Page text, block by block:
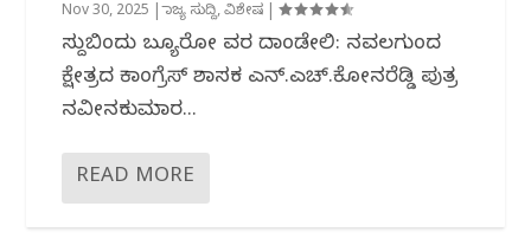
Nov 30, 2025 |ರಾಜ್ಯ ಸುದ್ದಿ,ವಿಶೇಷ |
ಸುದ್ದಿಬಿಂದು ಬ್ಯೂರೋ ವರದಿ ದಾಂಡೇಲಿ: ನವಲಗುಂದ
ಕ್ಷೇತ್ರದ ಕಾಂಗ್ರೆಸ್ ಶಾಸಕ ಎನ್.ಎಚ್.ಕೋನರೆಡ್ಡಿ ಪುತ್ರ
ನವೀನಕುಮಾರ...
READ MORE